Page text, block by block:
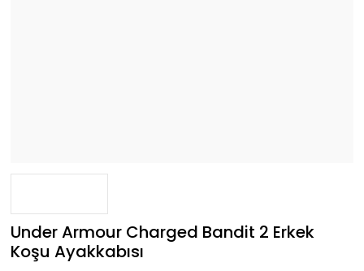
Under Armour Charged Bandit 2 Erkek
Koşu Ayakkabısı